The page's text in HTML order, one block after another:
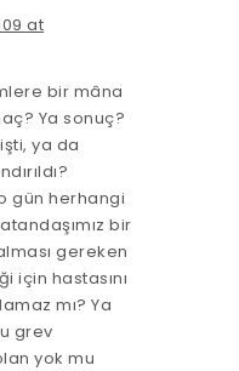
at
bir mâna
Ya sonuç?
ya da
gün herhangi
bir
gereken
için hastasını
mı? Ya
grev
yok mu